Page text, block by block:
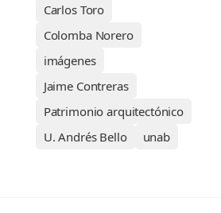
Carlos Toro
Colomba Norero
imágenes
Jaime Contreras
Patrimonio arquitectónico
U. Andrés Bello
unab